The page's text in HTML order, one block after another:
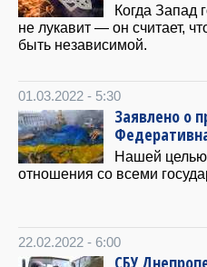
Когда Запад
не лукавит — он считает,
быть независимой.
01.03.2022 - 5:30
Заявлено о
Нашей целью
отношения со всеми
22.02.2022 - 6:00
СБУ